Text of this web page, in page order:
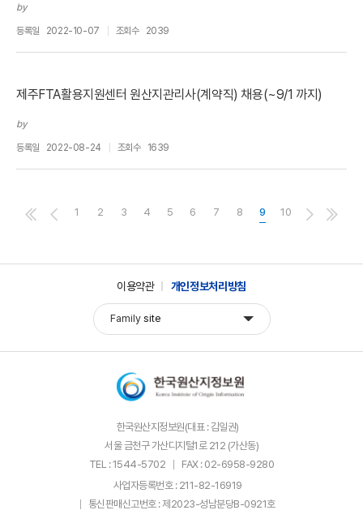
by
등록일 2022-10-07 조회수 2039
제주FTA활용지원센터 원산지관리사(계약직) 채용(~9/1 까지)
by
등록일 2022-08-24 조회수 1639
1 2 3 4 5 6 7 8 9 10
이용약관 개인정보처리방침
Family site
한국원산지정보원(대표 : 김일권)
서울 금천구 가산디지털1로 212 (가산동)
TEL : 1544-5702
FAX : 02-6958-9280
사업자등록번호 : 211-82-16919
통신판매신고번호 : 제2023-성남분당B-0921호